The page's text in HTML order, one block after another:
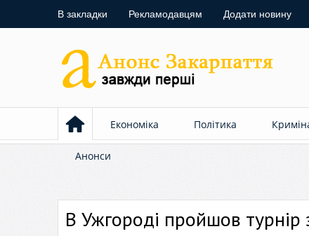
В закладки Рекламодавцям Додати новину
Економіка Політика
Анонси
В Ужгороді пройшов турнір